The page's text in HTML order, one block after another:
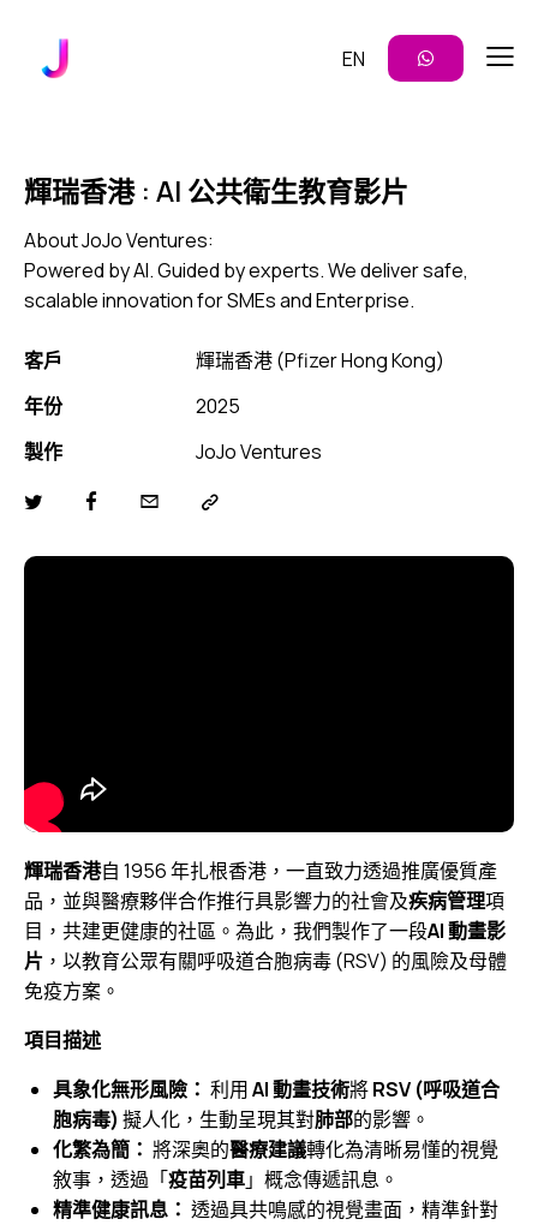
EN
輝瑞香港 : AI 公共衛生教育影片
About JoJo Ventures:
Powered by AI. Guided by experts. We deliver safe,
scalable innovation for SMEs and Enterprise.
客戶
輝瑞香港 (Pfizer Hong Kong)
年份
2025
製作
JoJo Ventures
輝瑞香港自 1956 年扎根香港，一直致力透過推廣優質產
品，並與醫療夥伴合作推行具影響力的社會及疾病管理項
目，共建更健康的社區。為此，我們製作了一段AI 動畫影
片 ，以教育公眾有關呼吸道合胞病毒 (RSV) 的風險及母體
免疫方案。
項目描述
具象化無形風險： 利用AI 動畫技術將RSV (呼吸道合
胞病毒) 擬人化，生動呈現其對肺部的影響。
化繁為簡： 將深奧的醫療建議轉化為清晰易懂的視覺
敘事，透過「疫苗列車」概念傳遞訊息。
精準健康訊息： 透過具共鳴感的視覺畫面，精準針對